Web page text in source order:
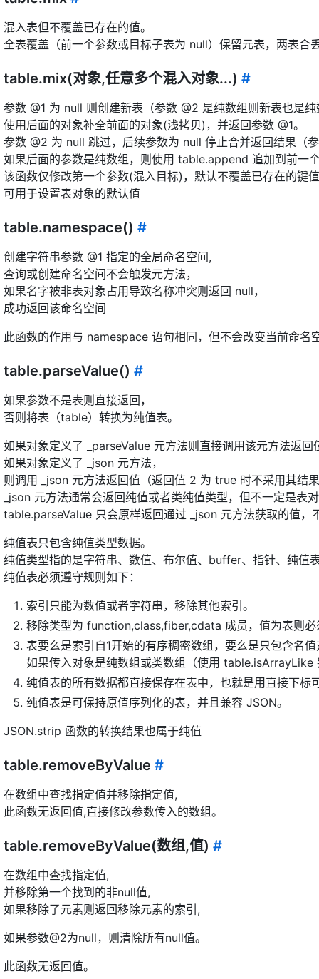
混入表但不覆盖已存在的值。
全表覆盖（前一个参数或目标子表为 null）保留元表，两表合
table.mix(对象,任意多个混入对象...) #
参数 @1 为 null 则创建新表（参数 @2 是纯数组则新表也是
使用后面的对象补全前面的对象(浅拷贝)，并返回参数 @1。
参数 @2 为 null 跳过，后续参数为 null 停止合并返回结果（
如果后面的参数是纯数组，则使用 table.append 追加到前一
该函数仅修改第一个参数(混入目标)，默认不覆盖已存在的键
可用于设置表对象的默认值
table.namespace() #
创建字符串参数 @1 指定的全局命名空间,
查询或创建命名空间不会触发元方法，
如果名字被非表对象占用导致名称冲突则返回 null，
成功返回该命名空间
此函数的作用与 namespace 语句相同，但不会改变当前命名
table.parseValue() #
如果参数不是表则直接返回，
否则将表（table）转换为纯值表。
如果对象定义了 _parseValue 元方法则直接调用该元方法返回
如果对象定义了 _json 元方法，
则调用 _json 元方法返回值（返回值 2 为 true 时不采用其结
_json 元方法通常会返回纯值或者类纯值类型，但不一定是表
table.parseValue 只会原样返回通过 _json 元方法获取的值，
纯值表只包含纯值类型数据。
纯值类型指的是字符串、数值、布尔值、buffer、指针、纯值
纯值表必须遵守规则如下：
索引只能为数值或者字符串，移除其他索引。
移除类型为 function,class,fiber,cdata 成员，值为表则必
表要么是索引自1开始的有序稠密数组，要么是只包含名
如果传入对象是纯数组或类数组（使用 table.isArrayLike
纯值表的所有数据都直接保存在表中，也就是用直接下标
纯值表是可保持原值序列化的表，并且兼容 JSON。
JSON.strip 函数的转换结果也属于纯值
table.removeByValue #
在数组中查找指定值并移除指定值,
此函数无返回值,直接修改参数传入的数组。
table.removeByValue(数组,值) #
在数组中查找指定值,
并移除第一个找到的非null值,
如果移除了元素则返回移除元素的索引,
如果参数@2为null，则清除所有null值。
此函数无返回值。